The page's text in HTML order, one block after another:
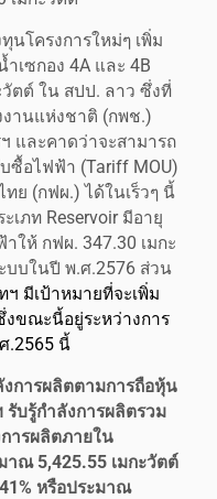
นโครงการใหม่ๆ เพิ่ม
เซกอง 4A และ 4B
วัตต์ ใน สปป. ลาว ซึ่งที่
านแห่งชาติ (กพช.)
และคาดว่าจะสามารถ
ซื้อไฟฟ้า (Tariff MOU)
ย (กฟผ.) ได้ในเร็วๆ นี้
เภท Reservoir มีอายุ
ให้ กฟผ. 347.30 เมกะ
บบในปี พ.ศ.2576 ส่วน
ฯ มีเป้าหมายที่จะเพิ่ม
ขณะนี้อยู่ระหว่างการ
.2565 นี้
การผลิตตามการถือหุ้น
บรู้กำลังการผลิตรวม
ารผลิตภายใน
าณ 5,425.55 เมกะวัตต์
หรือประมาณ